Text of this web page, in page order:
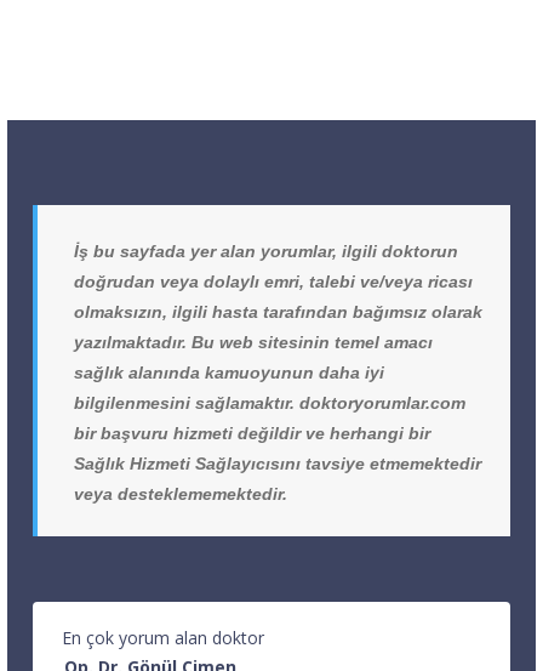
İş bu sayfada yer alan yorumlar, ilgili doktorun
doğrudan veya dolaylı emri, talebi ve/veya ricası
olmaksızın, ilgili hasta tarafından bağımsız olarak
yazılmaktadır. Bu web sitesinin temel amacı
sağlık alanında kamuoyunun daha iyi
bilgilenmesini sağlamaktır. doktoryorumlar.com
bir başvuru hizmeti değildir ve herhangi bir
Sağlık Hizmeti Sağlayıcısını tavsiye etmemektedir
veya desteklememektedir.
En çok yorum alan doktor